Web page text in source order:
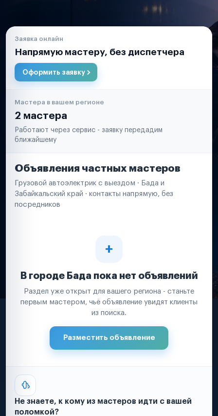
Заявка онлайн
Напрямую мастеру, без диспетчера
Оформить заявку
Мастера в вашем регионе
2 мастера
Работают через сервис - заявку передадим
ближайшему
Объявления частных мастеров
Грузовой автоэлектрик с выездом · Бада и
Забайкальский край · контакты напрямую, без
посредников
В городе Бада пока нет объявлений
Раздел уже открыт для вашего региона - станьте
первым мастером, чьё объявление увидят клиенты
из поиска.
Разместить объявление
Не знаете, к кому из мастеров идти с вашей
поломкой?